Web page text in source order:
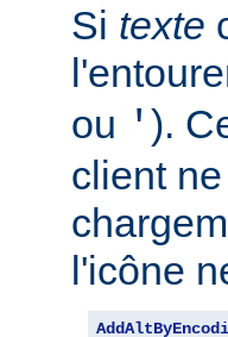
Si texte
ou ' ).
client
l'icône